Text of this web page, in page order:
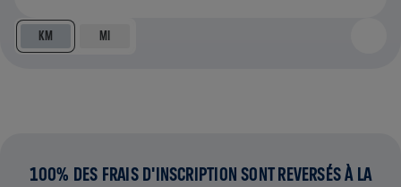
KM MI
100% DES FRAIS D'INSCRIPTION SONT REVERSÉS À LA